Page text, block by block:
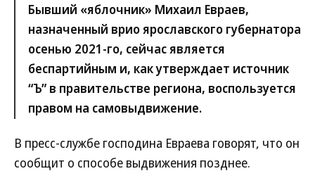
Бывший «яблочник» Михаил Евраев,
назначенный врио ярославского губернатора
осенью 2021-го, сейчас является
беспартийным и, как утверждает источник
“Ъ” в правительстве региона, воспользуется
правом на самовыдвижение.
В пресс-службе господина Евраева говорят, что он
сообщит о способе выдвижения позднее.